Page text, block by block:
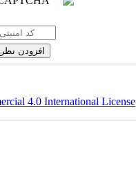
4.0 International License